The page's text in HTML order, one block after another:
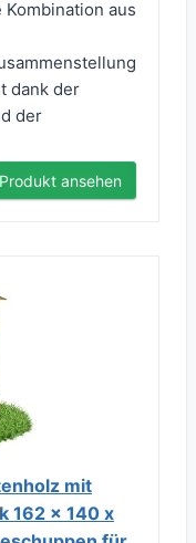
Kombination aus
dank der
der
Produkt ansehen
mit
162 x 140 x